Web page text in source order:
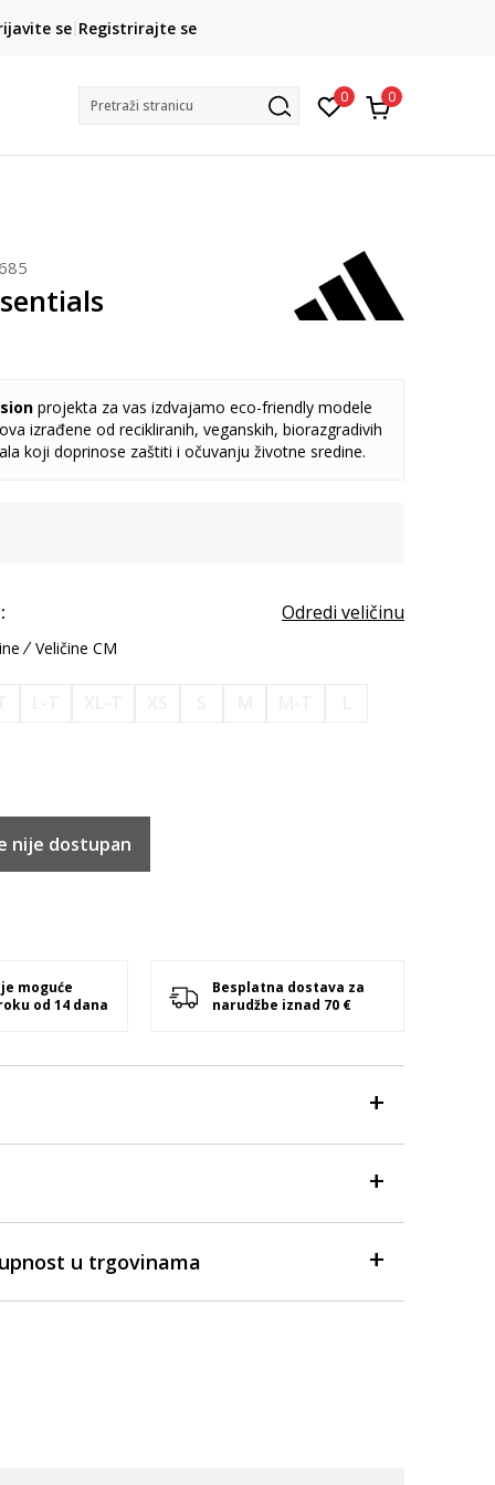
CLICK& COLLECT
besplatno preuzimanje u trgovini
se Registrirajte se
Pretraži stranicu 0 0
projekta za vas izdvajamo eco-friendly modele
izrađene od recikliranih, veganskih, biorazgradivih
koji doprinose zaštiti i očuvanju životne sredine.
Odredi veličinu
Veličine CM
nije dostupan
moguće
od 14 dana
Besplatna dostava za
narudžbe iznad 70 €
u trgovinama